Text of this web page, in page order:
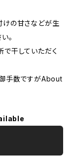
けの甘さなどが生
。
干していただく
手数ですがAbout